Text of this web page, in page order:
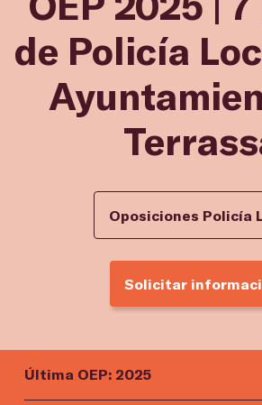
de Policía
Oposiciones Policía
Solicitar
Última OEP: 2025